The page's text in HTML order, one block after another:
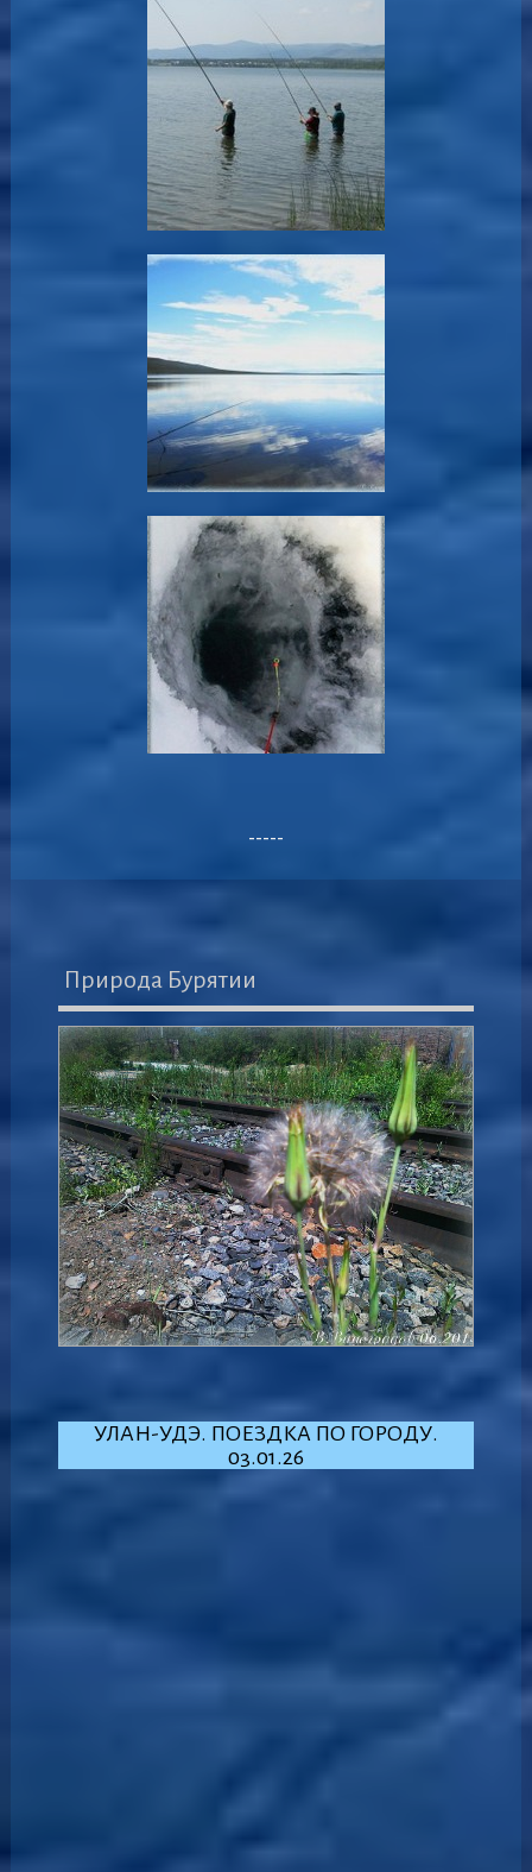
-----
Природа Бурятии
УЛАН-УДЭ. ПОЕЗДКА ПО ГОРОДУ.
03.01.26